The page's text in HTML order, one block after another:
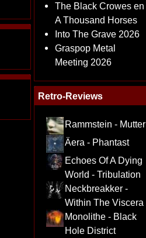
The Black Crowes en
A Thousand Horses
Into The Grave 2026
Graspop Metal
Meeting 2026
Retro-Reviews
Rammstein - Mutter
Äera - Phantast
Echoes Of A Dying
World - Tribulation
Neckbreakker -
Within The Viscera
Monolithe - Black
Hole District